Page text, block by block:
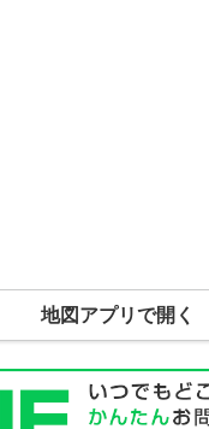
地図アプリで開く